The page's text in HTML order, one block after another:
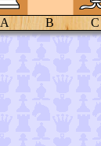
A B C